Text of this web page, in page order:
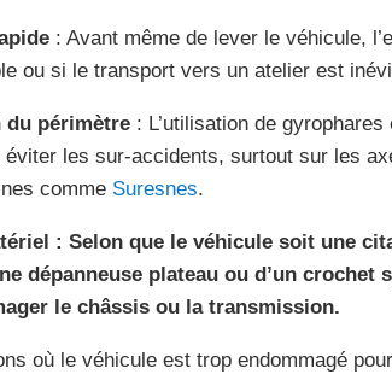
: Avant même de lever le véhicule,
ou si le transport vers un atelier est
du périmètre : L’utilisation de
éviter les sur-accidents, surtout sur les
comme Suresnes.
: Selon que le véhicule soit une
dépanneuse plateau ou d’un
le châssis ou la transmission.
où le véhicule est trop endommagé